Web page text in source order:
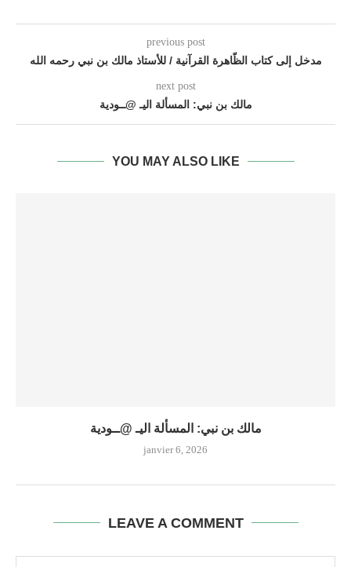
previous post
مدخل إلى كتاب الظّاهرة القرآنية / للأستاذ مالك بن نبي رحمه الله
next post
مالك بن نبي: المسألة اليـ @ــودية
YOU MAY ALSO LIKE
مالك بن نبي: المسألة اليـ @ــودية
janvier 6, 2026
LEAVE A COMMENT